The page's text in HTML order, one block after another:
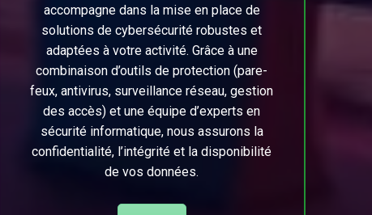
accompagne dans la mise en place de
solutions de cybersécurité robustes et
adaptées à votre activité. Grâce à une
combinaison d’outils de protection (pare-
feux, antivirus, surveillance réseau, gestion
des accès) et une équipe d’experts en
sécurité informatique, nous assurons la
confidentialité, l’intégrité et la disponibilité
de vos données.